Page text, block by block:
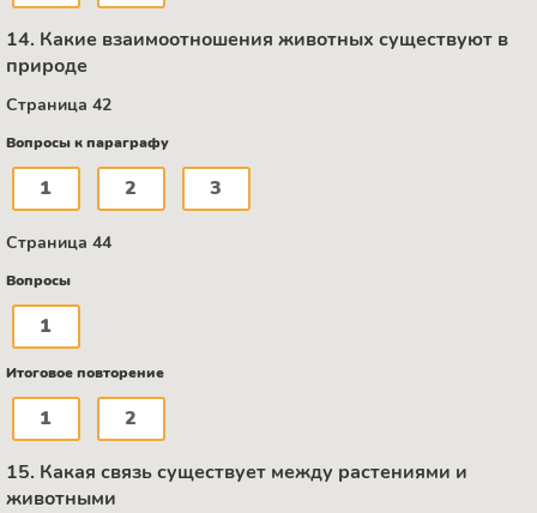
14. Какие взаимоотношения животных существуют в
природе
Страница 42
Вопросы к параграфу
1 2 3
Страница 44
Вопросы
1
Итоговое повторение
1 2
15. Какая связь существует между растениями и
животными